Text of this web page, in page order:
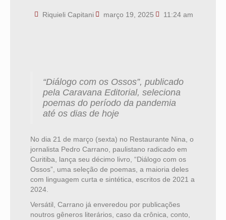
Riquieli Capitani março 19, 2025 11:24 am
“Diálogo com os Ossos”, publicado
pela Caravana Editorial, seleciona
poemas do período da pandemia
até os dias de hoje
No dia 21 de março (sexta) no Restaurante Nina, o
jornalista Pedro Carrano, paulistano radicado em
Curitiba, lança seu décimo livro, “Diálogo com os
Ossos”, uma seleção de poemas, a maioria deles
com linguagem curta e sintética, escritos de 2021 a
2024.
Versátil, Carrano já enveredou por publicações
noutros gêneros literários, caso da crônica, conto,